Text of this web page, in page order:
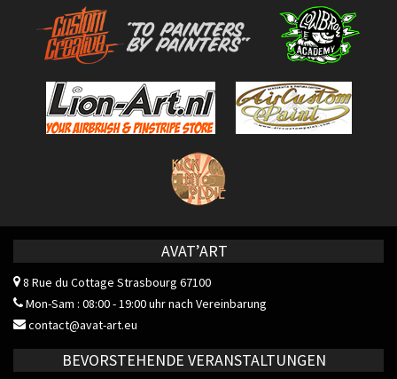
AVAT’ART
8 Rue du Cottage Strasbourg 67100
Mon-Sam : 08:00 - 19:00 uhr nach Vereinbarung
contact@avat-art.eu
BEVORSTEHENDE VERANSTALTUNGEN